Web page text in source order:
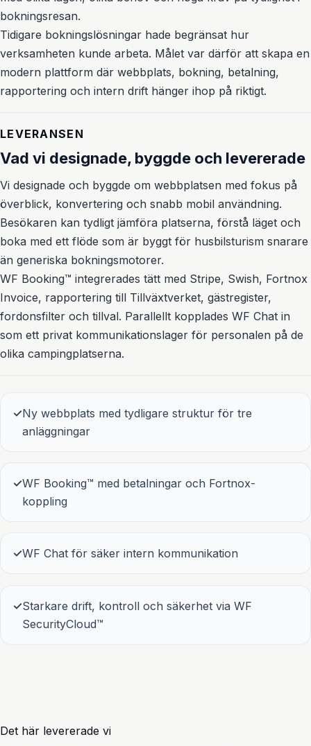
bokningsresan.
Tidigare bokningslösningar hade begränsat hur
verksamheten kunde arbeta. Målet var därför att skapa en
modern plattform där webbplats, bokning, betalning,
rapportering och intern drift hänger ihop på riktigt.
LEVERANSEN
Vad vi designade, byggde och levererade
Vi designade och byggde om webbplatsen med fokus på
överblick, konvertering och snabb mobil användning.
Besökaren kan tydligt jämföra platserna, förstå läget och
boka med ett flöde som är byggt för husbilsturism snarare
än generiska bokningsmotorer.
WF Booking™ integrerades tätt med Stripe, Swish, Fortnox
Invoice, rapportering till Tillväxtverket, gästregister,
fordonsfilter och tillval. Parallellt kopplades WF Chat in
som ett privat kommunikationslager för personalen på de
olika campingplatserna.
✓Ny webbplats med tydligare struktur för tre
anläggningar
✓WF Booking™ med betalningar och Fortnox-
koppling
✓WF Chat för säker intern kommunikation
✓Starkare drift, kontroll och säkerhet via WF
SecurityCloud™
Det här levererade vi